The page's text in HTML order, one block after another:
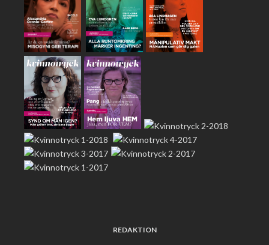
REDAKTION